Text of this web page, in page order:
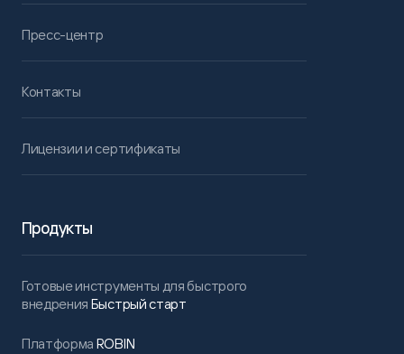
Пресс-центр
Контакты
Лицензии и сертификаты
Продукты
Готовые инструменты для быстрого
внедрения Быстрый старт
Платформа ROBIN